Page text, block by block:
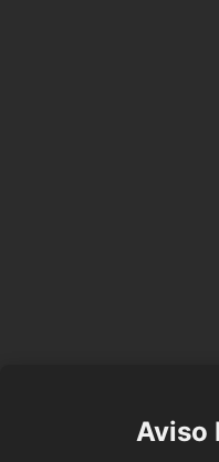
Aviso